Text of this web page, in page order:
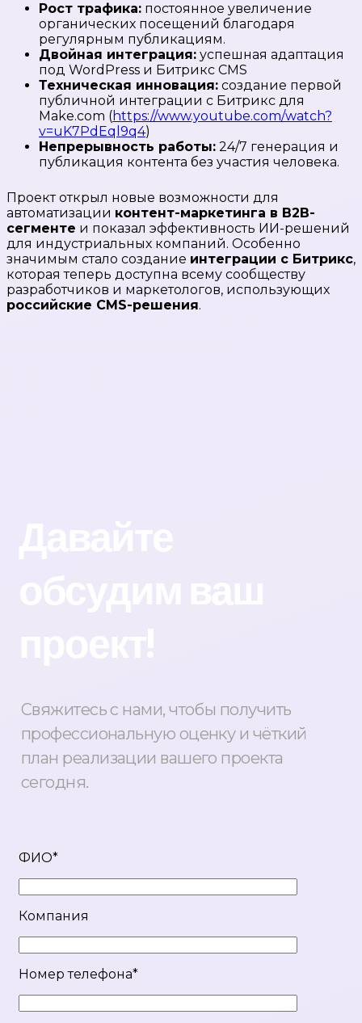
Рост трафика: постоянное увеличение
органических посещений благодаря
регулярным публикациям.
Двойная интеграция: успешная адаптация
под WordPress и Битрикс CMS
Техническая инновация: создание первой
публичной интеграции с Битрикс для
Make.com (https://www.youtube.com/watch?
v=uK7PdEql9q4)
Непрерывность работы: 24/7 генерация и
публикация контента без участия человека.
Проект открыл новые возможности для
автоматизации контент-маркетинга в B2B-
сегменте и показал эффективность ИИ-решений
для индустриальных компаний. Особенно
значимым стало создание интеграции с Битрикс,
которая теперь доступна всему сообществу
разработчиков и маркетологов, использующих
российские CMS-решения.
Свяжитесь с нами, чтобы получить
профессиональную оценку и чёткий
план реализации вашего проекта
сегодня.
ФИО*
Компания
Номер телефона*